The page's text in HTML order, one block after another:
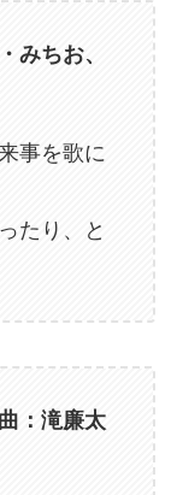
みちお、
事を歌に
たり、と
：滝廉太